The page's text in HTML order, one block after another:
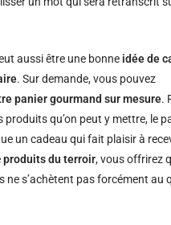
aussi être une bonne idée de
. Sur demande, vous pouvez
panier gourmand sur mesure.
produits qu’on peut y mettre, le
un cadeau qui fait plaisir à
produits du terroir, vous offrirez
ne s’achètent pas forcément au